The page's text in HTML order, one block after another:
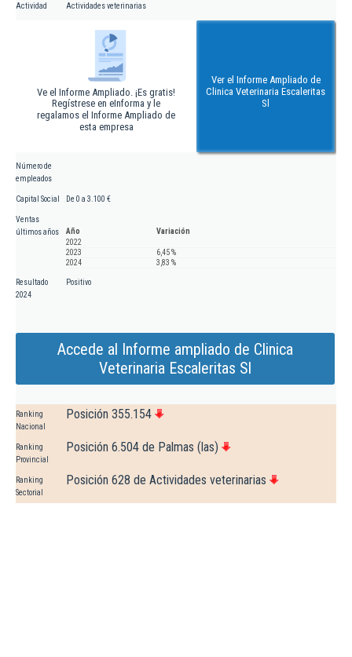
Actividad Actividades veterinarias
Ve el Informe Ampliado. ¡Es gratis!
Regístrese en eInforma y le
regalamos el Informe Ampliado de
esta empresa
Ver el Informe Ampliado de
Clinica Veterinaria Escaleritas
Sl
Número de
empleados
Capital Social De 0 a 3.100 €
Ventas
últimos años
Año
Variación
2022
2023
6,45 %
2024
3,83 %
Resultado
2024
Positivo
Accede al Informe ampliado de Clinica
Veterinaria Escaleritas Sl
Ranking
Nacional
Posición 355.154
Ranking
Provincial
Posición 6.504 de Palmas (las)
Ranking
Sectorial
Posición 628 de Actividades veterinarias